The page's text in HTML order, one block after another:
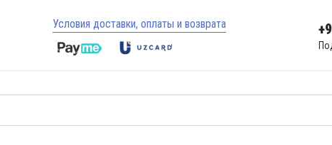
Условия доставки, оплаты и возврата